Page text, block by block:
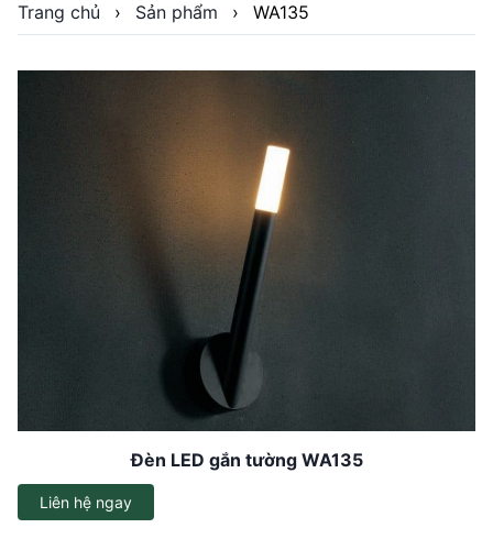
Trang chủ › Sản phẩm › WA135
Đèn LED gắn tường WA135
Liên hệ ngay